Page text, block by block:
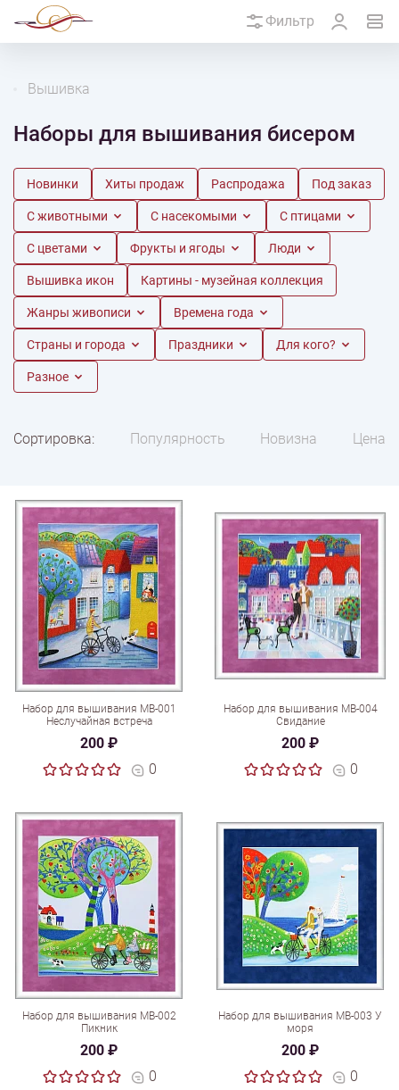
Фильтр
Вышивка
Наборы для вышивания бисером
Новинки Хиты продаж Распродажа Под заказ
С животными С насекомыми С птицами
С цветами Фрукты и ягоды Люди
Вышивка икон Картины - музейная коллекция
Жанры живописи Времена года
Страны и города Праздники Для кого?
Разное
Сортировка: Популярность Новизна Цена
Набор для вышивания МВ-001
Неслучайная встреча
200 ₽
0
Набор для вышивания МВ-004
Свидание
200 ₽
0
Набор для вышивания МВ-002
Пикник
200 ₽
0
Набор для вышивания МВ-003 У
моря
200 ₽
0